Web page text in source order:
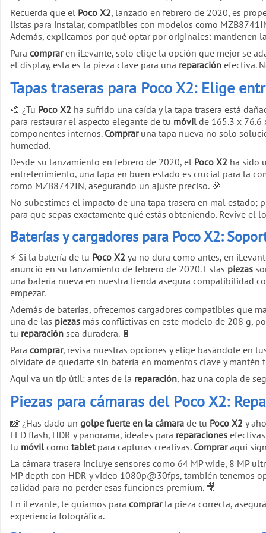
Recuerda que el Poco X2, lanzado en febrero de 2020, es
listas para instalar, compatibles con modelos como
Además, explicamos por qué optar por originales:
Para compraren iLevante, solo elige la opción que mejor se
el display, esta es la pieza clave para una reparación efectiva.
Tapas traseras para Poco X2: Elige
🎨 ¿Tu Poco X2 ha sufrido una caída y la tapa trasera está
para restaurar el aspecto elegante de tu móvil de 165.3 x 76.6
componentes internos. Compraruna tapa nueva no solo
humedad.
Desde su lanzamiento en febrero de 2020, el Poco X2 ha sido
entretenimiento, una tapa en buen estado es crucial para la
como MZB8742IN, asegurando un ajuste preciso. 🎉
No subestimes el impacto de una tapa trasera en mal
para que sepas exactamente qué estás obteniendo. Revive el
Baterías y cargadores para Poco X2:
⚡ Si la batería de tu Poco X2 ya no dura como antes, en
anunció en su lanzamiento de febrero de 2020. Estas piezas
una batería nueva en nuestra tienda asegura compatibilidad
empezar.
Además de baterías, ofrecemos cargadores compatibles que
una de las piezas más conflictivas en este modelo de 208 g,
tu reparación sea duradera. 🔋
Para comprar, revisa nuestras opciones y elige basándote en
olvídate de quedarte sin batería en momentos clave y mantén
Aquí va un tip útil: antes de la reparación, haz una copia de
Piezas para cámaras del Poco X2:
📸 ¿Has dado un golpe fuerte en la cámara de tu Poco X2 y
LED flash, HDR y panorama, ideales para reparaciones
tu móvil como tabletpara capturas creativas. Compraraquí
La cámara trasera incluye sensores como 64 MP wide, 8 MP
MP depth con HDR y video 1080p@30fps, también tenemos
calidad para no perder esas funciones premium. 🎥
En iLevante, te guiamos para comprarla pieza correcta,
experiencia fotográfica.